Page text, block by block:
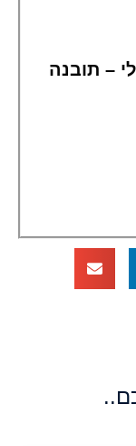
– תובנה